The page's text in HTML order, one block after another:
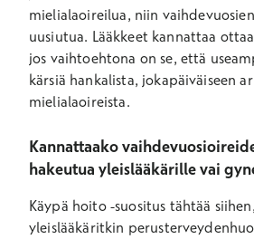
mielialaoireilua, niin
uusiutua. Lääkkeet kannattaa
jos vaihtoehtona on se, että
kärsiä hankalista, jokapäiväiseen
mielialaoireista.
Kannattaako
hakeutua yleislääkärille vai
Käypä hoito -suositus tähtää
yleislääkäritkin